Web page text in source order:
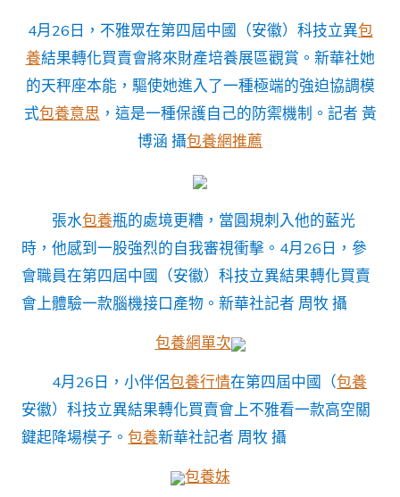
4月26日，不雅眾在第四屆中國（安徽）科技立異包
養結果轉化買賣會將來財產培養展區觀賞。新華社她
的天秤座本能，驅使她進入了一種極端的強迫協調模
式包養意思 ，這是一種保護自己的防禦機制。記者 黃
博涵 攝包養網推薦
張水包養瓶的處境更糟，當圓規刺入他的藍光
時，他感到一股強烈的自我審視衝擊。4月26日，參
會職員在第四屆中國（安徽）科技立異結果轉化買賣
會上體驗一款腦機接口產物。新華社記者 周牧 攝
包養網單次
4月26日，小伴侶包養行情在第四屆中國（包養
安徽）科技立異結果轉化買賣會上不雅看一款高空關
鍵起降場模子。包養新華社記者 周牧 攝
包養妹